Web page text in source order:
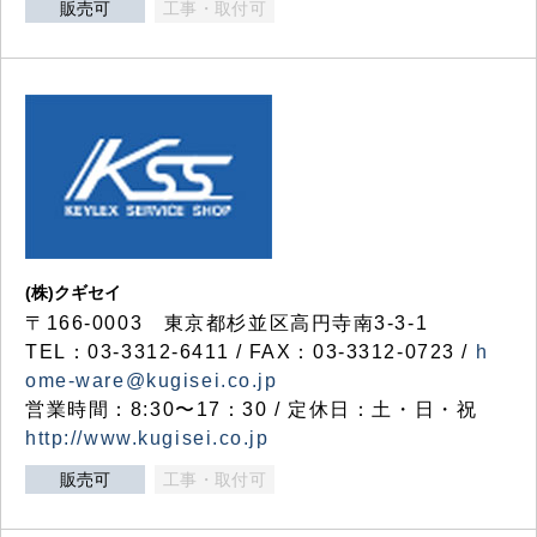
販売可 工事・取付可
(株)クギセイ
〒166-0003 東京都杉並区高円寺南3-3-1
TEL：03-3312-6411 / FAX：03-3312-0723 / h
ome-ware@kugisei.co.jp
営業時間：8:30〜17：30 / 定休日：土・日・祝
http://www.kugisei.co.jp
販売可 工事・取付可